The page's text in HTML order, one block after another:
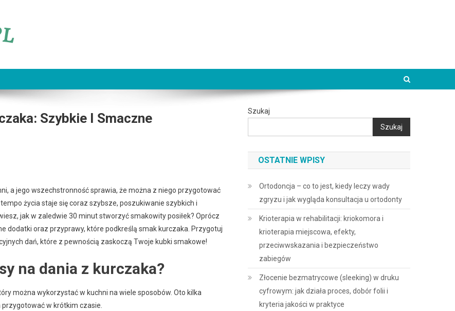
Szybkie I Smaczne
a jego wszechstronność sprawia, że można z niego przygotować
życia staje się coraz szybsze, poszukiwanie szybkich i
jak w zaledwie 30 minut stworzyć smakowity posiłek? Oprócz
dodatki oraz przyprawy, które podkreślą smak kurczaka. Przygotuj
dań, które z pewnością zaskoczą Twoje kubki smakowe!
na dania z kurczaka?
można wykorzystać w kuchni na wiele sposobów. Oto kilka
w krótkim czasie.
Szukaj
Szukaj
OSTATNIE WPISY
Ortodoncja – co to jest, kiedy leczy wady
zgryzu i jak wygląda konsultacja u ortodonty
Krioterapia w rehabilitacji: kriokomora i
krioterapia miejscowa, efekty,
przeciwwskazania i bezpieczeństwo
zabiegów
Złocenie bezmatrycowe (sleeking) w druku
cyfrowym: jak działa proces, dobór folii i
kryteria jakości w praktyce